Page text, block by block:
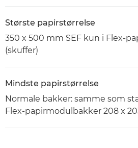
Største papirstørrelse
350 x 500 mm SEF kun i Flex-
(skuffer)
Mindste papirstørrelse
Normale bakker: samme som
Flex-papirmodulbakker 208 x